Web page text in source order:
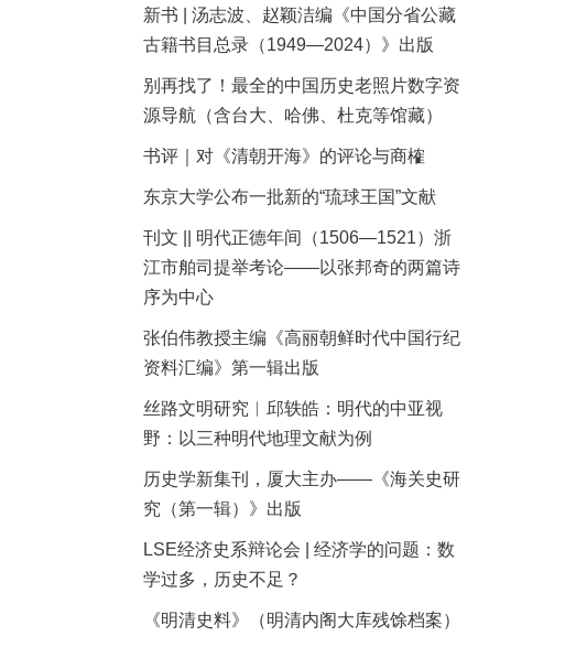
新书 | 汤志波、赵颖洁编《中国分省公藏
古籍书目总录（1949—2024）》出版
别再找了！最全的中国历史老照片数字资
源导航（含台大、哈佛、杜克等馆藏）
书评｜对《清朝开海》的评论与商榷
东京大学公布一批新的“琉球王国”文献
刊文 || 明代正德年间（1506—1521）浙
江市舶司提举考论——以张邦奇的两篇诗
序为中心
张伯伟教授主编《高丽朝鲜时代中国行纪
资料汇编》第一辑出版
丝路文明研究︱邱轶皓：明代的中亚视
野：以三种明代地理文献为例
历史学新集刊，厦大主办——《海关史研
究（第一辑）》出版
LSE经济史系辩论会 | 经济学的问题：数
学过多，历史不足？
《明清史料》（明清内阁大库残馀档案）